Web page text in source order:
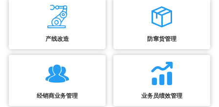
产线改造 防窜货管理
经销商业务管理 业务员绩效管理